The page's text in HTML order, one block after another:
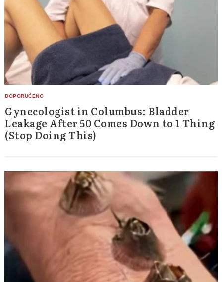
Gynecologist in Columbus: Bladder
Leakage After 50 Comes Down to 1 Thing
(Stop Doing This)